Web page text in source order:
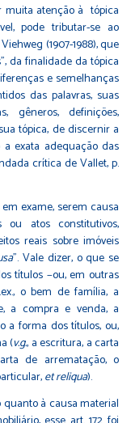
atenção à tópica
pode tributar-se ao
(1907-1988), que
da finalidade da tópica
e semelhanças
das palavras, suas
gêneros, definições,
tópica, de discernir a
exata adequação das
crítica de Vallet, p.
exame, serem causa
atos constitutivos,
reais sobre imóveis
”. Vale dizer, o que se
títulos −ou, em outras
o bem de família, a
a compra e venda, a
a forma dos títulos, ou,
(v.g., a escritura, a carta
de arrematação, o
et reliqua).
à causa material